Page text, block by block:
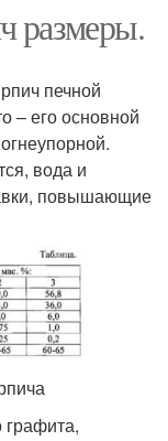
размеры.
печной
– его основной
вода и
повышающие